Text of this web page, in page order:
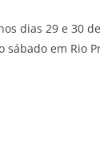
dias 29 e 30
em Rio